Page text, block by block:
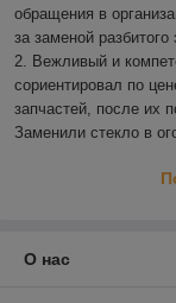
обращения в
за заменой
2. Вежливый и
сориентировал по
запчастей, после их
Заменили стекло в
О нас